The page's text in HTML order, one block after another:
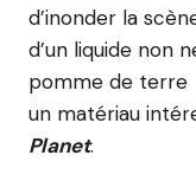
d’inonder la
d’un liquide non
pomme de terre
un matériau
Planet.